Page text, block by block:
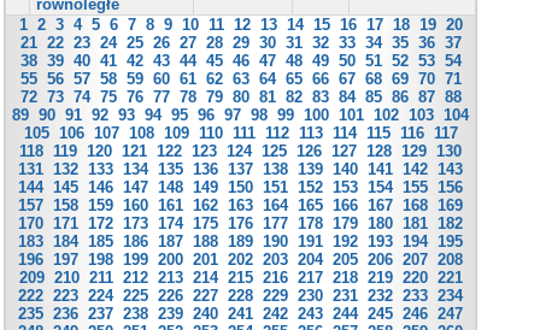
równoległe
1 2 3 4 5 6 7 8 9 10 11 12 13 14 15 16 17 18 19 20
21 22 23 24 25 26 27 28 29 30 31 32 33 34 35 36 37
38 39 40 41 42 43 44 45 46 47 48 49 50 51 52 53 54
55 56 57 58 59 60 61 62 63 64 65 66 67 68 69 70 71
72 73 74 75 76 77 78 79 80 81 82 83 84 85 86 87 88
89 90 91 92 93 94 95 96 97 98 99 100 101 102 103 104
105 106 107 108 109 110 111 112 113 114 115 116 117
118 119 120 121 122 123 124 125 126 127 128 129 130
131 132 133 134 135 136 137 138 139 140 141 142 143
144 145 146 147 148 149 150 151 152 153 154 155 156
157 158 159 160 161 162 163 164 165 166 167 168 169
170 171 172 173 174 175 176 177 178 179 180 181 182
183 184 185 186 187 188 189 190 191 192 193 194 195
196 197 198 199 200 201 202 203 204 205 206 207 208
209 210 211 212 213 214 215 216 217 218 219 220 221
222 223 224 225 226 227 228 229 230 231 232 233 234
235 236 237 238 239 240 241 242 243 244 245 246 247